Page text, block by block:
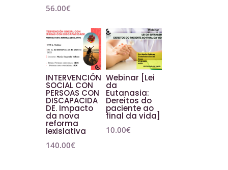
56.00€
INTERVENCIÓN
SOCIAL CON
PERSOAS CON
DISCAPACIDA
DE. Impacto
da nova
reforma
lexislativa
140.00€
Webinar [Lei
da
Eutanasia:
Dereitos do
paciente ao
final da vida]
10.00€